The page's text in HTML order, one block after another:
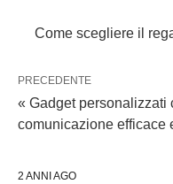
Come scegliere il
PRECEDENTE
« Gadget personalizzati
comunicazione efficace
2 ANNI AGO